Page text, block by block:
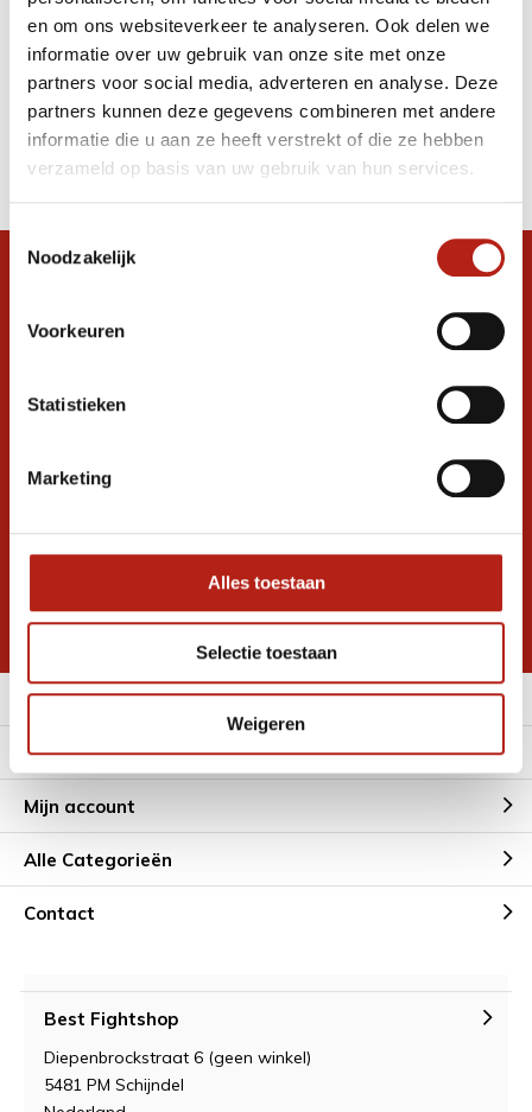
en om ons websiteverkeer te analyseren. Ook delen we
informatie over uw gebruik van onze site met onze
partners voor social media, adverteren en analyse. Deze
partners kunnen deze gegevens combineren met andere
informatie die u aan ze heeft verstrekt of die ze hebben
verzameld op basis van uw gebruik van hun services.
Toestemmingsselectie
Noodzakelijk
Voorkeuren
Statistieken
Marketing
Alles toestaan
Selectie toestaan
Weigeren
Apply filters
voudige zwaarden
wandhouder
Producten
Filter
Stel je vraag in de chat, en we helpen je
graag verder. 24/7
Volg ons
promoties
* Lees hier de wettelijke beperkingen
Meer informatie
Klantenservice
Mijn account
Alle Categorieën
Contact
Best Fightshop
Diepenbrockstraat 6 (geen winkel)
5481 PM Schijndel